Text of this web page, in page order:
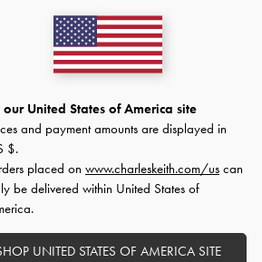
our United States of America site
and payment amounts are displayed in
$.
placed on www.charleskeith.com/us can
be delivered within United States of
UNITED STATES OF AMERICA SITE